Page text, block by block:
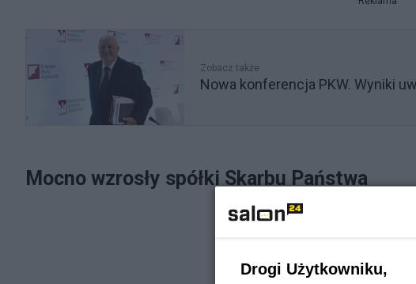
Zobacz także
Nowa konferencja PKW. Wyniki
Mocno wzrosły spółki Skarbu Państwa
Drogi Użytkowniku,